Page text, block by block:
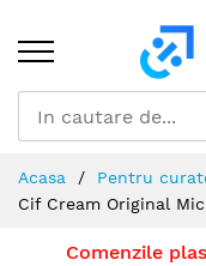
Continut
Acasa Pentru
Cif Cream Original
Comenzile